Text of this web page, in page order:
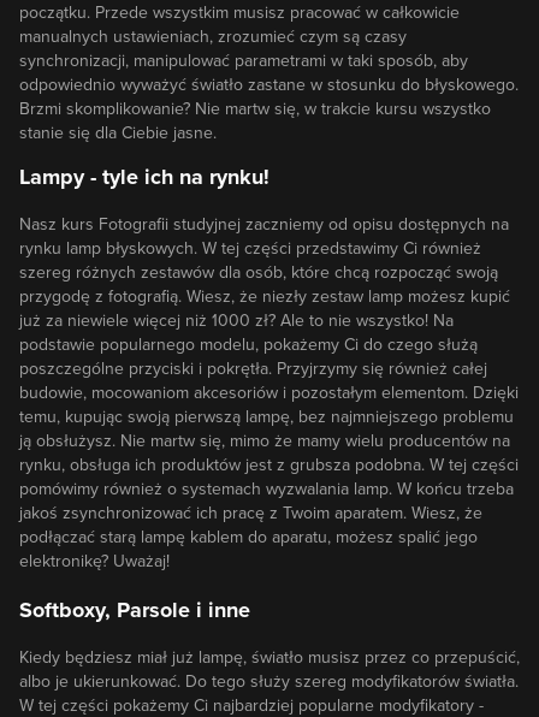
początku. Przede wszystkim musisz pracować w całkowicie
manualnych ustawieniach, zrozumieć czym są czasy
synchronizacji, manipulować parametrami w taki sposób, aby
odpowiednio wyważyć światło zastane w stosunku do błyskowego.
Brzmi skomplikowanie? Nie martw się, w trakcie kursu wszystko
stanie się dla Ciebie jasne.
Lampy - tyle ich na rynku!
Nasz kurs Fotografii studyjnej zaczniemy od opisu dostępnych na
rynku lamp błyskowych. W tej części przedstawimy Ci również
szereg różnych zestawów dla osób, które chcą rozpocząć swoją
przygodę z fotografią. Wiesz, że niezły zestaw lamp możesz kupić
już za niewiele więcej niż 1000 zł? Ale to nie wszystko! Na
podstawie popularnego modelu, pokażemy Ci do czego służą
poszczególne przyciski i pokrętła. Przyjrzymy się również całej
budowie, mocowaniom akcesoriów i pozostałym elementom. Dzięki
temu, kupując swoją pierwszą lampę, bez najmniejszego problemu
ją obsłużysz. Nie martw się, mimo że mamy wielu producentów na
rynku, obsługa ich produktów jest z grubsza podobna. W tej części
pomówimy również o systemach wyzwalania lamp. W końcu trzeba
jakoś zsynchronizować ich pracę z Twoim aparatem. Wiesz, że
podłączać starą lampę kablem do aparatu, możesz spalić jego
elektronikę? Uważaj!
Softboxy, Parsole i inne
Kiedy będziesz miał już lampę, światło musisz przez co przepuścić,
albo je ukierunkować. Do tego służy szereg modyfikatorów światła.
W tej części pokażemy Ci najbardziej popularne modyfikatory -